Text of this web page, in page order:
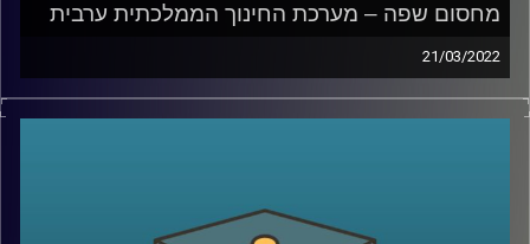
מחסום שפה – מערכת החינוך הממלכתית ערבית
21/03/2022
איך הגענו למצב שחמישית מהאוכלוסיה לא יכולה לדבר עם
השאר, למה בוגרי מערכת חינוך ממלכתית אחרי 12 שנות לימוד